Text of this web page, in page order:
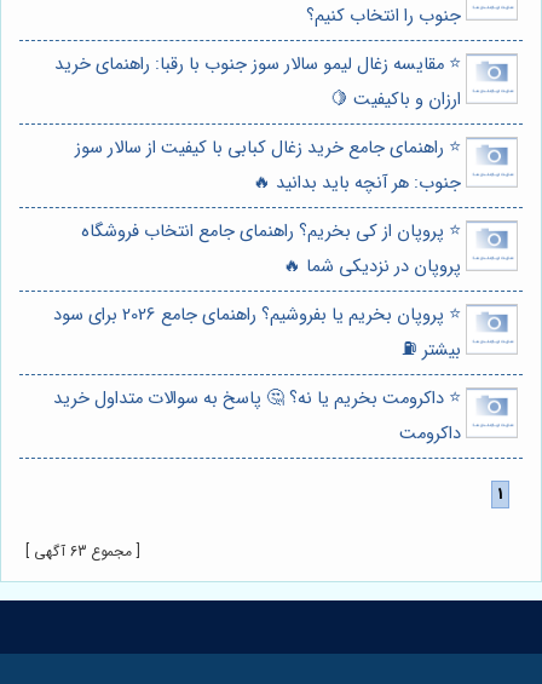
جنوب را انتخاب کنیم؟
⭐️ مقایسه زغال لیمو سالار سوز جنوب با رقبا: راهنمای خرید
ارزان و باکیفیت 🍋
⭐️ راهنمای جامع خرید زغال کبابی با کیفیت از سالار سوز
جنوب: هر آنچه باید بدانید 🔥
⭐️ پروپان از کی بخریم؟ راهنمای جامع انتخاب فروشگاه
پروپان در نزدیکی شما 🔥
⭐️ پروپان بخریم یا بفروشیم؟ راهنمای جامع 2026 برای سود
بیشتر ⛽️
⭐️ داکرومت بخریم یا نه؟ 🤔 پاسخ به سوالات متداول خرید
داکرومت
[ مجموع 63 آگهی ]